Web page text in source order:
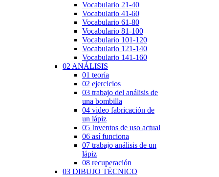
Vocabulario 21-40
Vocabulario 41-60
Vocabulario 61-80
Vocabulario 81-100
Vocabulario 101-120
Vocabulario 121-140
Vocabulario 141-160
02 ANÁLISIS
01 teoría
02 ejercicios
03 trabajo del análisis de
una bombilla
04 video fabricación de
un lápiz
05 Inventos de uso actual
06 así funciona
07 trabajo análisis de un
lápiz
08 recuperación
03 DIBUJO TÉCNICO